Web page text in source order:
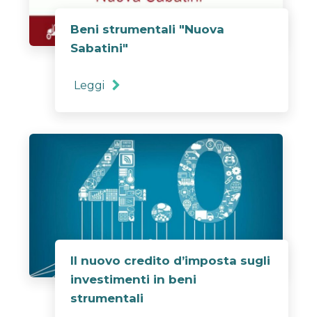
Beni strumentali "Nuova
Sabatini"
Leggi
Il nuovo credito d’imposta sugli
investimenti in beni
strumentali